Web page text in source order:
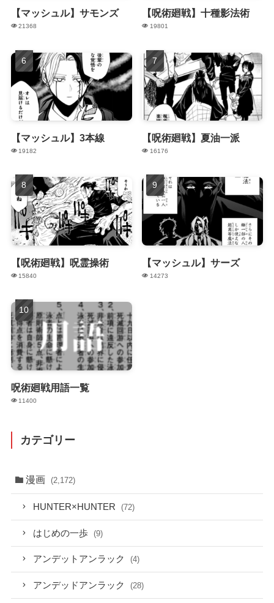
【マッシュル】サモンズ
21368
【呪術廻戦】十種影法術
19801
【マッシュル】3本線
19182
【呪術廻戦】夏油一派
16176
【呪術廻戦】呪霊操術
15840
【マッシュル】サーズ
14273
呪術廻戦用語一覧
11400
カテゴリー
漫画 (2,172)
HUNTER×HUNTER (72)
はじめの一歩 (9)
アンデットアンラック (4)
アンデッドアンラック (28)